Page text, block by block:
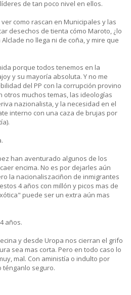
de tan poco nivel en ellos.
como rascan en Municipales y las
desechos de tienta cómo Maroto, ¿lo
no llega ni de coña, y mire que
porque todos tenemos en la
y su mayoría absoluta. Y no me
del PP con la corrupción provino
otros muchos temas, las ideologías
nazionalista, y la necesidad en el
interno con una caza de brujas por
han aventurado algunos de los
encima. No es por dejarles aún
la nacionaliszaciñon de inmigrantes
4 años con millón y picos mas de
puede ser un extra aún mas
años.
y desde Uropa nos cierran el grifo
sea mas corta. Pero en todo caso lo
mal. Con aministía o indulto por
ténganlo seguro.